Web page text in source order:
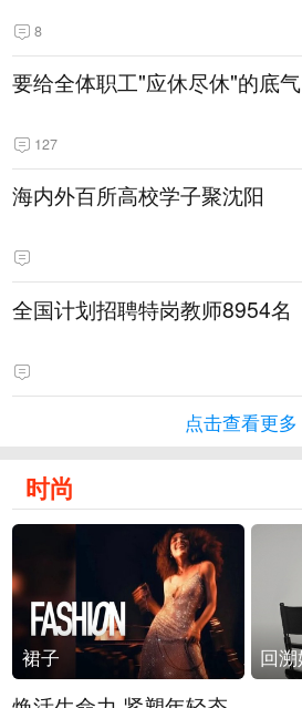
8
要给全体职工"应休尽休"的底气
127
海内外百所高校学子聚沈阳
全国计划招聘特岗教师8954名
点击查看更多
时尚
裙子